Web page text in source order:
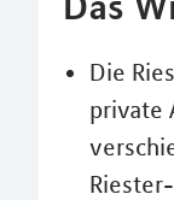
Die
private